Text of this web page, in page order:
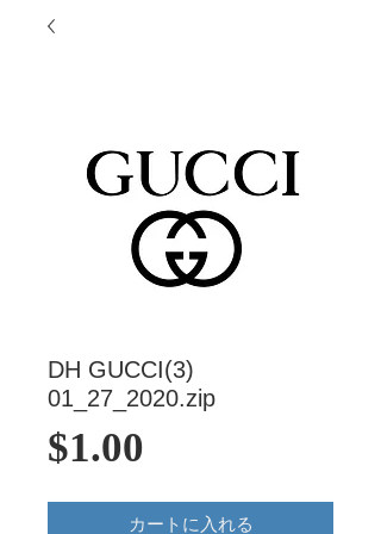
DH GUCCI(3)
01_27_2020.zip
$1.00
格
カートに入れる